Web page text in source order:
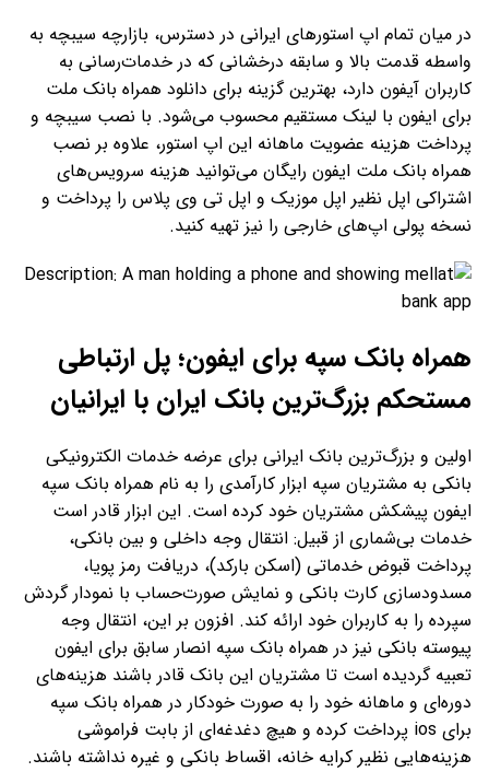
در میان تمام اپ استورهای ایرانی در دسترس، بازارچه سیبچه به
واسطه قدمت بالا و سابقه درخشانی که در خدمات‌رسانی به
کاربران آیفون دارد، بهترین گزینه برای دانلود همراه بانک ملت
برای ایفون با لینک مستقیم محسوب می‌شود. با نصب سیبچه و
پرداخت هزینه عضویت ماهانه این اپ استور، علاوه بر نصب
همراه بانک ملت ایفون رایگان می‌توانید هزینه سرویس‌های
اشتراکی اپل نظیر اپل موزیک و اپل تی وی پلاس را پرداخت و
نسخه پولی اپ‌های خارجی را نیز تهیه کنید.
همراه بانک سپه برای ایفون؛ پل ارتباطی
مستحکم بزرگ‌ترین بانک ایران با ایرانیان
اولین و بزرگ‌ترین بانک ایرانی برای عرضه خدمات الکترونیکی
بانکی به مشتریان سپه ابزار کارآمدی را به نام همراه بانک سپه
ایفون پیشکش مشتریان خود کرده است. این ابزار قادر است
خدمات بی‌شماری از قبیل: انتقال وجه داخلی و بین بانکی،
پرداخت قبوض خدماتی (اسکن بارکد)، دریافت رمز پویا،
مسدودسازی کارت بانکی و نمایش صورت‌حساب‌ با نمودار گردش
سپرده را به کاربران خود ارائه کند. افزون بر این، انتقال وجه
پیوسته بانکی نیز در همراه بانک سپه انصار سابق برای ایفون
تعبیه گردیده است تا مشتریان این بانک قادر باشند هزینه‌های
دوره‌ای و ماهانه خود را به صورت خودکار در همراه بانک سپه
برای ios پرداخت کرده و هیچ دغدغه‌ای از بابت فراموشی
هزینه‌هایی نظیر کرایه خانه، اقساط بانکی و غیره نداشته باشند.